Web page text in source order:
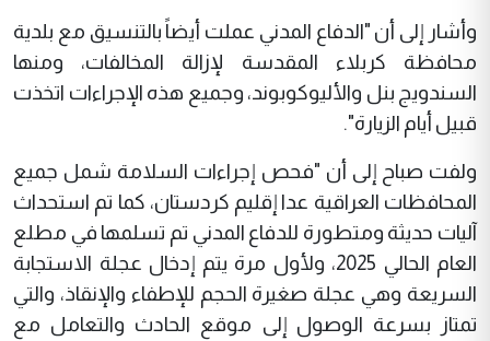
وأشار إلى أن "الدفاع المدني عملت أيضاً بالتنسيق مع بلدية
محافظة كربلاء المقدسة لإزالة المخالفات، ومنها
السندويج بنل والأليوكوبوند، وجميع هذه الإجراءات اتخذت
قبيل أيام الزيارة".
ولفت صباح إلى أن "فحص إجراءات السلامة شمل جميع
المحافظات العراقية عدا إقليم كردستان، كما تم استحداث
آليات حديثة ومتطورة للدفاع المدني تم تسلمها في مطلع
العام الحالي 2025، ولأول مرة يتم إدخال عجلة الاستجابة
السريعة وهي عجلة صغيرة الحجم للإطفاء والإنقاذ، والتي
تمتاز بسرعة الوصول إلى موقع الحادث والتعامل مع